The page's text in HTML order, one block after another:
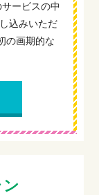
ービスの中
込みいただ
の画期的な